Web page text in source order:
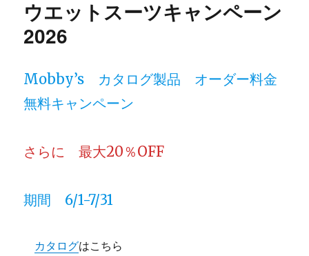
ー
ウエットスーツキャンペーン
2026
Mobby’s カタログ製品 オーダー料金
無料キャンペーン
さらに 最大20％OFF
期間 6/1-7/31
カタログはこちら